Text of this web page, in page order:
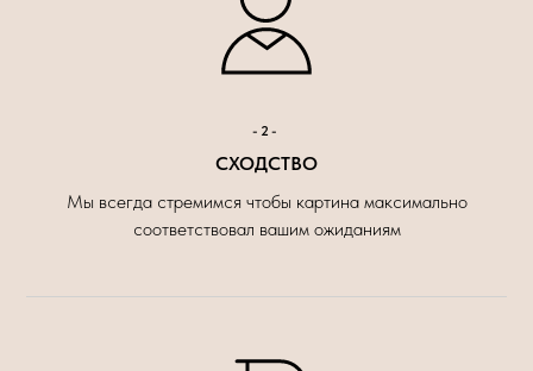
-2-
СХОДСТВО
Мы всегда стремимся чтобы картина максимально
соответствовал вашим ожиданиям